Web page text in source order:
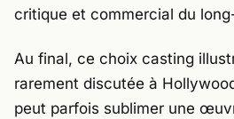
critique et commercial du
Au final, ce choix casting
rarement discutée à
peut parfois sublimer une